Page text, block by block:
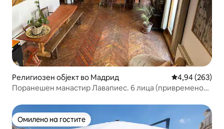
Религиозен објект во Мадрид Просечна
4,94 (263)
Поранешен манастир Лавапиес. 6 лица (привремено
Омилено на гостите
Омилено на гостите